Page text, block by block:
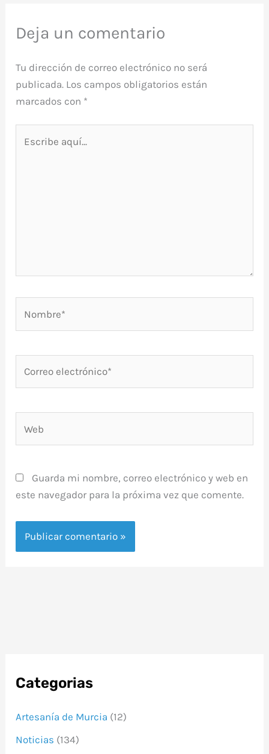
Deja un comentario
Tu dirección de correo electrónico no será
publicada. Los campos obligatorios están
marcados con *
aquí...
Guarda mi nombre, correo electrónico y web en
este navegador para la próxima vez que comente.
Categorias
Artesanía de Murcia (12)
Noticias (134)